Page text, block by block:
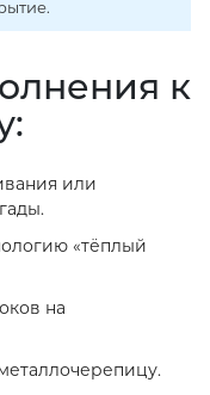
к
или
«тёплый
на